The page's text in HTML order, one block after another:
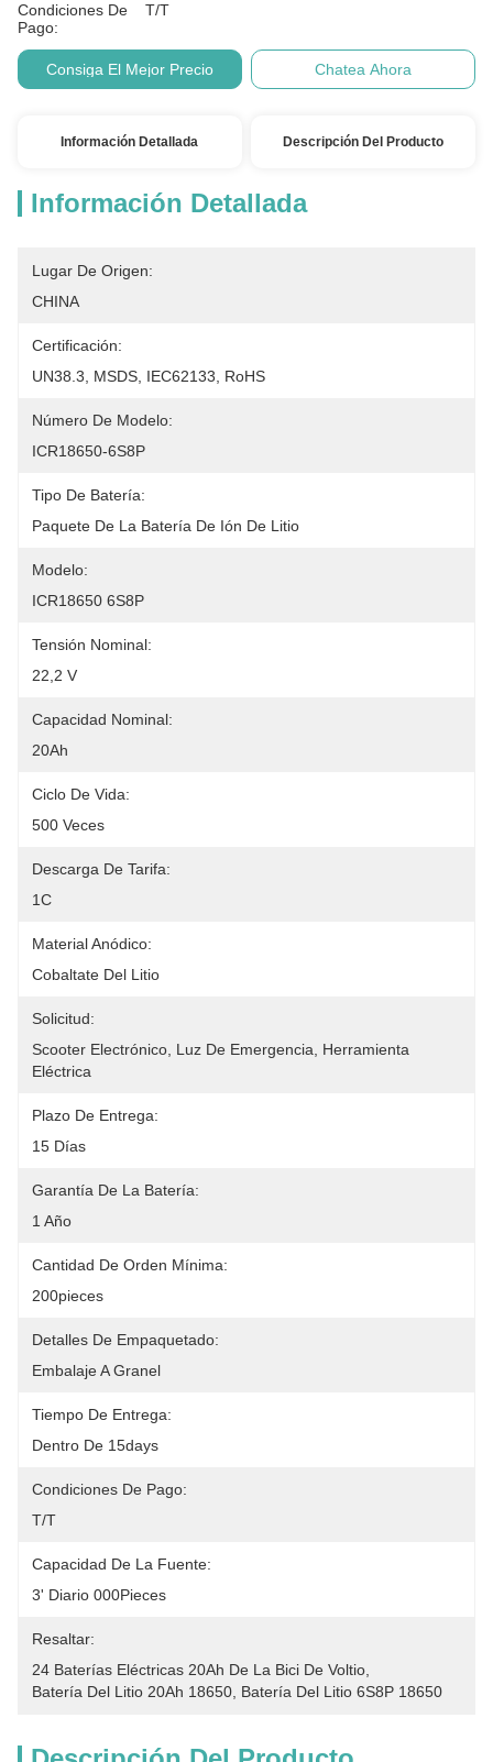
Condiciones De
Pago:
T/T
Consiga El Mejor Precio Chatea Ahora
Información Detallada Descripción Del Producto
Información Detallada
Lugar De Origen:
CHINA
Certificación:
UN38.3, MSDS, IEC62133, RoHS
Número De Modelo:
ICR18650-6S8P
Tipo De Batería:
Paquete De La Batería De Ión De Litio
Modelo:
ICR18650 6S8P
Tensión Nominal:
22,2 V
Capacidad Nominal:
20Ah
Ciclo De Vida:
500 Veces
Descarga De Tarifa:
1C
Material Anódico:
Cobaltate Del Litio
Solicitud:
Scooter Electrónico, Luz De Emergencia, Herramienta
Eléctrica
Plazo De Entrega:
15 Días
Garantía De La Batería:
1 Año
Cantidad De Orden Mínima:
200pieces
Detalles De Empaquetado:
Embalaje A Granel
Tiempo De Entrega:
Dentro De 15days
Condiciones De Pago:
T/T
Capacidad De La Fuente:
3' Diario 000Pieces
Resaltar:
24 Baterías Eléctricas 20Ah De La Bici De Voltio
Batería Del Litio 20Ah 18650 Batería Del Litio 6S8P 18650